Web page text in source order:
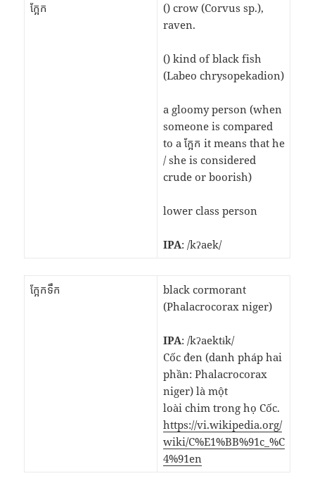
ក្អែក
() crow (Corvus sp.),
raven.
() kind of black fish
(Labeo chrysopekadion)
a gloomy person (when
someone is compared
to a ក្អែក it means that he
/ she is considered
crude or boorish)
lower class person
IPA: /kʔaek/
ក្អែកទឹក
black cormorant
(Phalacrocorax niger)
IPA: /kʔaektɨk/
Cốc đen (danh pháp hai
phần: Phalacrocorax
niger) là một
loài chim trong họ Cốc.
https://vi.wikipedia.org/
wiki/C%E1%BB%91c_%C
4%91en